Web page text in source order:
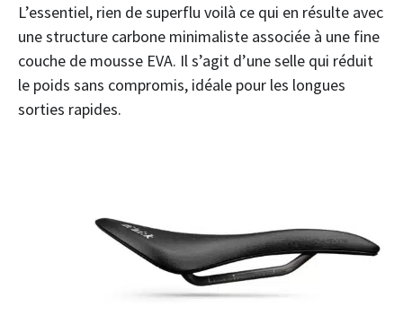
L’essentiel, rien de superflu voilà ce qui en résulte avec
une structure carbone minimaliste associée à une fine
couche de mousse EVA. Il s’agit d’une selle qui réduit
le poids sans compromis, idéale pour les longues
sorties rapides.